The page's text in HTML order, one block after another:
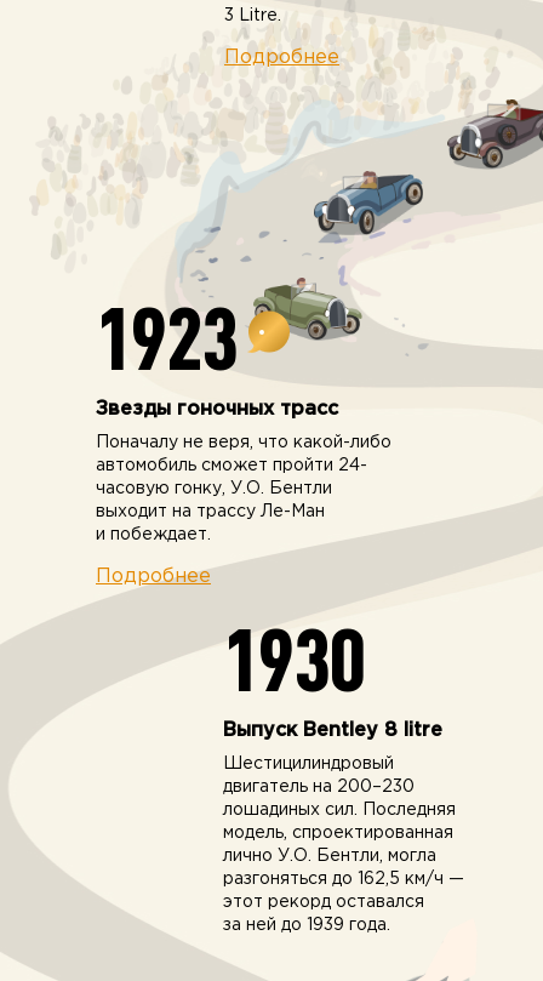
3 Litre.
Подробнее
1923
Звезды гоночных трасс
Поначалу не веря, что какой-либо
автомобиль сможет пройти 24-
часовую гонку, У.О. Бентли
выходит на трассу Ле-Ман
и побеждает.
Подробнее
1930
Выпуск Bentley 8 litre
Шестицилиндровый
двигатель на 200–230
лошадиных сил. Последняя
модель, спроектированная
лично У.О. Бентли, могла
разгоняться до 162,5 км/ч —
этот рекорд оставался
за ней до 1939 года.